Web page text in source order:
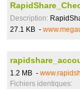
Description:
27.1 KB -
1.2 MB -
Fichiers identiques: